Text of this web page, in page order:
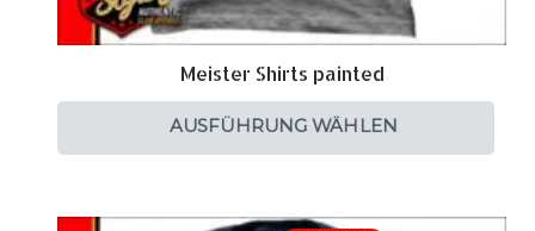
Meister Shirts painted
AUSFÜHRUNG WÄHLEN